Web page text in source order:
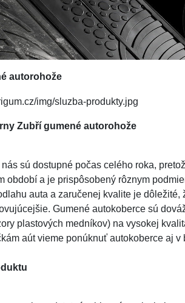
autorohože
Zubří gumené autorohože
sú dostupné počas celého roka,
období a je prispôsobený rôznym
auta a zaručenej kvalite je
Gumené autokoberce sú
plastových medníkov) na vysokej
aút vieme ponúknuť autokoberce aj v